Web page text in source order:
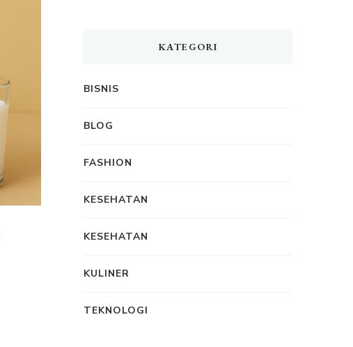
KATEGORI
BISNIS
BLOG
FASHION
KESEHATAN
KESEHATAN
KULINER
TEKNOLOGI